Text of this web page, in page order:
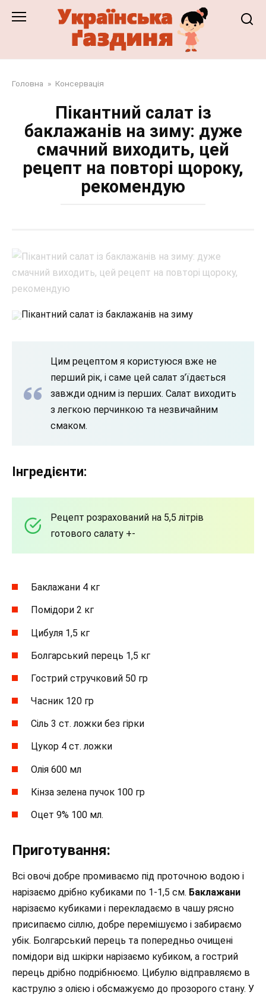
Головна » Консервація
Пікантний салат із
баклажанів на зиму: дуже
смачний виходить, цей
рецепт на повторі щороку,
рекомендую
Пікантний салат із баклажанів на зиму
Цим рецептом я користуюся вже не
перший рік, і саме цей салат з’їдається
завжди одним із перших. Салат виходить
з легкою перчинкою та незвичайним
смаком.
Інгредієнти:
Рецепт розрахований на 5,5 літрів
готового салату +-
Баклажани 4 кг
Помідори 2 кг
Цибуля 1,5 кг
Болгарський перець 1,5 кг
Гострий стручковий 50 гр
Часник 120 гр
Сіль 3 ст. ложки без гірки
Цукор 4 ст. ложки
Олія 600 мл
Кінза зелена пучок 100 гр
Оцет 9% 100 мл.
Приготування:
Всі овочі добре промиваємо під проточною водою і
нарізаємо дрібно кубиками по 1-1,5 см. Баклажани
нарізаємо кубиками і перекладаємо в чашу рясно
присипаємо сіллю, добре перемішуємо і забираємо
убік. Болгарський перець та попередньо очищені
помідори від шкірки нарізаємо кубиком, а гострий
перець дрібно подрібнюємо. Цибулю відправляємо в
каструлю з олією і обсмажуємо до прозорого стану. У